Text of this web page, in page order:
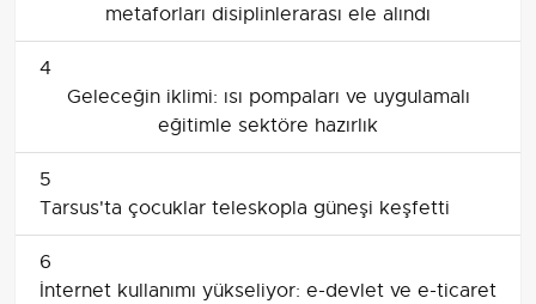
metaforları disiplinlerarası ele alındı
4
Geleceğin iklimi: ısı pompaları ve uygulamalı
eğitimle sektöre hazırlık
5
Tarsus'ta çocuklar teleskopla güneşi keşfetti
6
İnternet kullanımı yükseliyor: e-devlet ve e-ticaret